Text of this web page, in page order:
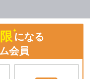
になる
会員